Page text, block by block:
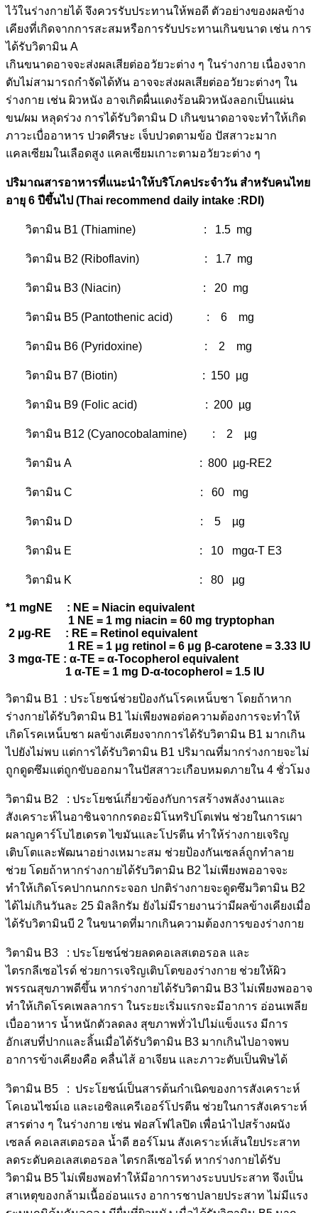
ไว้ในร่างกายได้ จึงควรรับประทานให้พอดี ตัวอย่างของผลข้าง
เคียงที่เกิดจากการสะสมหรือการรับประทานเกินขนาด เช่น การ
ได้รับวิตามิน A
เกินขนาดอาจจะส่งผลเสียต่ออวัยวะต่าง ๆ ในร่างกาย เนื่องจาก
ตับไม่สามารถกำจัดได้ทัน อาจจะส่งผลเสียต่ออวัยวะต่างๆ ใน
ร่างกาย เช่น ผิวหนัง อาจเกิดผื่นแดงร้อนผิวหนังลอกเป็นแผ่น
ขน/ผม หลุดร่วง การได้รับวิตามิน D เกินขนาดอาจจะทำให้เกิด
ภาวะเบื่ออาหาร ปวดศีรษะ เจ็บปวดตามข้อ ปัสสาวะมาก
แคลเซียมในเลือดสูง แคลเซียมเกาะตามอวัยวะต่าง ๆ
ปริมาณสารอาหารที่แนะนำให้บริโภคประจำวัน สำหรับคนไทย
อายุ 6 ปีขึ้นไป (Thai recommend daily intake :RDI)
วิตามิน B1 (Thiamine) : 1.5 mg
วิตามิน B2 (Riboflavin) : 1.7 mg
วิตามิน B3 (Niacin) : 20 mg
วิตามิน B5 (Pantothenic acid) : 6 mg
วิตามิน B6 (Pyridoxine) : 2 mg
วิตามิน B7 (Biotin) : 150 µg
วิตามิน B9 (Folic acid) : 200 µg
วิตามิน B12 (Cyanocobalamine) : 2 µg
วิตามิน A : 800 µg-RE2
วิตามิน C : 60 mg
วิตามิน D : 5 µg
วิตามิน E : 10 mgα-T E3
วิตามิน K : 80 µg
*1 mgNE : NE = Niacin equivalent
1 NE = 1 mg niacin = 60 mg tryptophan
2 µg-RE : RE = Retinol equivalent
1 RE = 1 μg retinol = 6 μg β-carotene = 3.33 IU
3 mgα-TE : α-TE = α-Tocopherol equivalent
1 α-TE = 1 mg D-α-tocopherol = 1.5 IU
วิตามิน B1 : ประโยชน์ช่วยป้องกันโรคเหน็บชา โดยถ้าหาก
ร่างกายได้รับวิตามิน B1 ไม่เพียงพอต่อความต้องการจะทำให้
เกิดโรคเหน็บชา ผลข้างเคียงจากการได้รับวิตามิน B1 มากเกิน
ไปยังไม่พบ แต่การได้รับวิตามิน B1 ปริมาณที่มากร่างกายจะไม่
ถูกดูดซึมแต่ถูกขับออกมาในปัสสาวะเกือบหมดภายใน 4 ชั่วโมง
วิตามิน B2 : ประโยชน์เกี่ยวข้องกับการสร้างพลังงานและ
สังเคราะห์ไนอาซินจากกรดอะมิโนทริปโตเฟน ช่วยในการเผา
ผลาญคาร์โบไฮเดรต ไขมันและโปรตีน ทำให้ร่างกายเจริญ
เติบโตและพัฒนาอย่างเหมาะสม ช่วยป้องกันเซลล์ถูกทำลาย
ช่วย โดยถ้าหากร่างกายได้รับวิตามิน B2 ไม่เพียงพออาจจะ
ทำให้เกิดโรคปากนกกระจอก ปกติร่างกายจะดูดซึมวิตามิน B2
ได้ไม่เกินวันละ 25 มิลลิกรัม ยังไม่มีรายงานว่ามีผลข้างเคียงเมื่อ
ได้รับวิตามินบี 2 ในขนาดที่มากเกินความต้องการของร่างกาย
วิตามิน B3 : ประโยชน์ช่วยลดคอเลสเตอรอล และ
ไตรกลีเซอไรด์ ช่วยการเจริญเติบโตของร่างกาย ช่วยให้ผิว
พรรณสุขภาพดีขึ้น หากร่างกายได้รับวิตามิน B3 ไม่เพียงพออาจ
ทำให้เกิดโรคเพลลากรา ในระยะเริ่มแรกจะมีอาการ อ่อนเพลีย
เบื่ออาหาร น้ำหนักตัวลดลง สุขภาพทั่วไปไม่แข็งแรง มีการ
อักเสบที่ปากและลิ้นเมื่อได้รับวิตามิน B3 มากเกินไปอาจพบ
อาการข้างเคียงคือ คลื่นไส้ อาเจียน และภาวะตับเป็นพิษได้
วิตามิน B5 : ประโยชน์เป็นสารต้นกำเนิดของการสังเคราะห์
โคเอนไซม์เอ และเอซิลแครีเออร์โปรตีน ช่วยในการสังเคราะห์
สารต่าง ๆ ในร่างกาย เช่น ฟอสโฟไลปิด เพื่อนำไปสร้างผนัง
เซลล์ คอเลสเตอรอล น้ำดี ฮอร์โมน สังเคราะห์เส้นใยประสาท
ลดระดับคอเลสเตอรอล ไตรกลีเซอไรด์ หากร่างกายได้รับ
วิตามิน B5 ไม่เพียงพอทำให้มีอาการทางระบบประสาท จึงเป็น
สาเหตุของกล้ามเนื้ออ่อนแรง อาการชาปลายประสาท ไม่มีแรง